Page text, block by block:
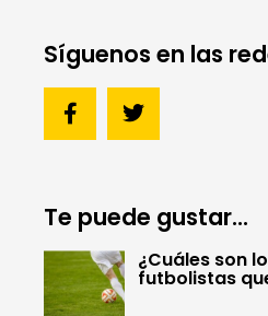
Síguenos en las
Te puede gustar...
¿Cuáles son
futbolistas